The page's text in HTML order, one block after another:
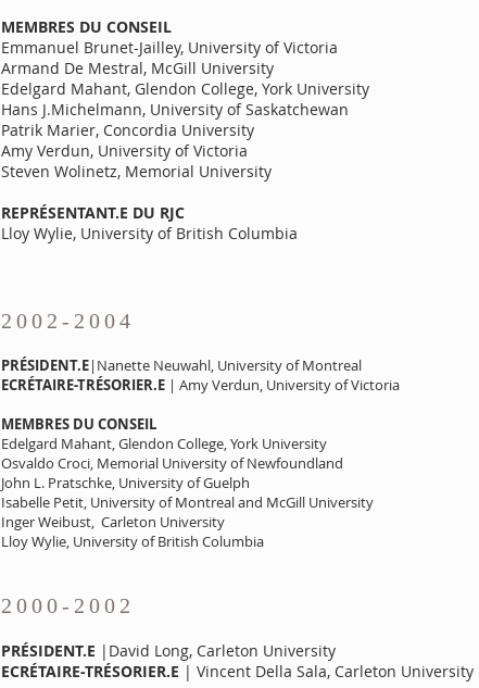
MEMBRES DU CONSEIL
Emmanuel Brunet-Jailley, University of Victoria
Armand De Mestral, McGill University
Edelgard Mahant, Glendon College, York University
Hans J.Michelmann, University of Saskatchewan
Patrik Marier, Concordia University
Amy Verdun, University of Victoria
Steven Wolinetz, Memorial University
REPRÉSENTANT.E DU RJC
Lloy Wylie, University of British Columbia
2002-2004
PRÉSIDENT.E|Nanette Neuwahl, University of Montreal
ECRÉTAIRE-TRÉSORIER.E | Amy Verdun, University of Victoria
MEMBRES DU CONSEIL
Edelgard Mahant, Glendon College, York University
Osvaldo Croci, Memorial University of Newfoundland
John L. Pratschke, University of Guelph
Isabelle Petit, University of Montreal and McGill University
Inger Weibust, Carleton University
Lloy Wylie, University of British Columbia
2000-2002
PRÉSIDENT.E |David Long, Carleton University
ECRÉTAIRE-TRÉSORIER.E | Vincent Della Sala, Carleton University